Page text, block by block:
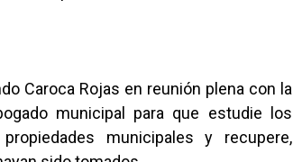
Caroca Rojas en reunión plena con la
municipal para que estudie los
municipales y recupere,